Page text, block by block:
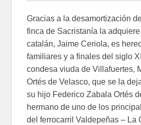
Gracias a la desamortización
finca de Sacristanía la
catalán, Jaime Ceriola, es
familiares y a finales del siglo
condesa viuda de Villafuertes,
Ortés de Velasco, que se la
su hijo Federico Zabala Ortés
hermano de uno de los
del ferrocarril Valdepeñas – La